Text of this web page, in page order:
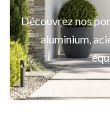
Découvrez nos
aluminium,